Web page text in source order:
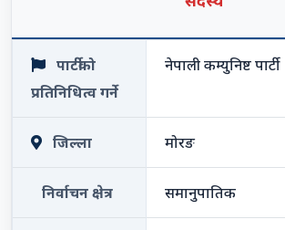
पार्टीको
प्रतिनिधित्व गर्ने
नेपाली कम्युनिष्ट पार्टी
जिल्ला मोरङ
निर्वाचन क्षेत्र समानुपातिक